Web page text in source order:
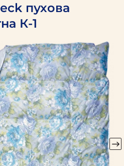
пухова
К-1